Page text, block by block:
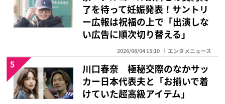
了を待って妊娠発表！サントリ
ー広報は祝福の上で「出演しな
い広告に順次切り替える」
2026/08/04 15:10 エンタメニュース
川口春奈 極秘交際のなかサッ
カー日本代表夫と「お揃いで着
けていた超高級アイテム」
5